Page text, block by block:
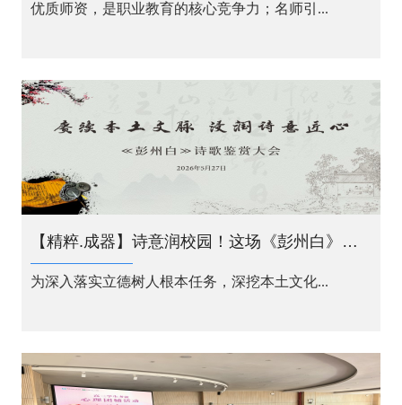
优质师资，是职业教育的核心竞争力；名师引...
【精粹.成器】诗意润校园！这场《彭州白》诗歌鉴赏会，点亮石化学子乡土匠心
为深入落实立德树人根本任务，深挖本土文化...